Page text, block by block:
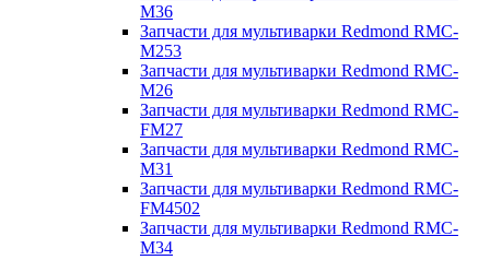
M36
Запчасти для мультиварки Redmond RMC-
M253
Запчасти для мультиварки Redmond RMC-
M26
Запчасти для мультиварки Redmond RMC-
FM27
Запчасти для мультиварки Redmond RMC-
M31
Запчасти для мультиварки Redmond RMC-
FM4502
Запчасти для мультиварки Redmond RMC-
M34